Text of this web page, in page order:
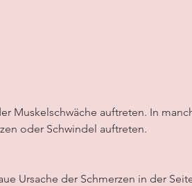
oder Schwindel auftreten.
Ursache der Schmerzen in der